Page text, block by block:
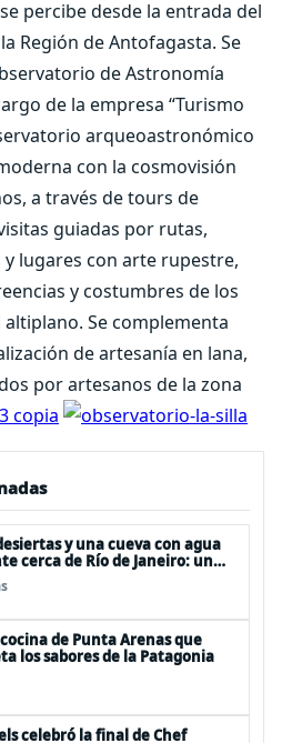
percibe desde la entrada del
Región de Antofagasta. Se
de Astronomía
de la empresa “Turismo
arqueoastronómico
con la cosmovisión
a través de tours de
guiadas por rutas,
lugares con arte rupestre,
y costumbres de los
Se complementa
de artesanía en lana,
por artesanos de la zona
y una cueva con agua
cerca de Río de Janeiro: un
por Angra dos Reis
de Punta Arenas que
los sabores de la Patagonia
celebró la final de Chef